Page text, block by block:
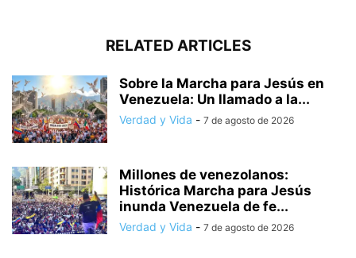
RELATED ARTICLES
Sobre la Marcha para Jesús en
Venezuela: Un llamado a la...
Verdad y Vida - 7 de agosto de 2026
Millones de venezolanos:
Histórica Marcha para Jesús
inunda Venezuela de fe...
Verdad y Vida - 7 de agosto de 2026